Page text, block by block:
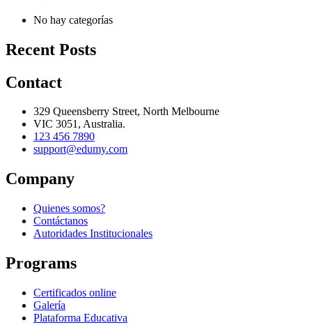
No hay categorías
Recent Posts
Contact
329 Queensberry Street, North Melbourne
VIC 3051, Australia.
123 456 7890
support@edumy.com
Company
Quienes somos?
Contáctanos
Autoridades Institucionales
Programs
Certificados online
Galería
Plataforma Educativa